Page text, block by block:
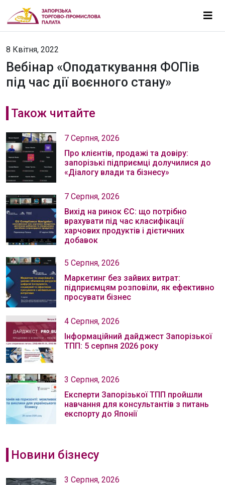
8 Квітня, 2022
Вебінар «Оподаткування ФОПів
під час дії воєнного стану»
Також читайте
7 Серпня, 2026
Про клієнтів, продажі та довіру:
запорізькі підприємці долучилися до
«Діалогу влади та бізнесу»
7 Серпня, 2026
Вихід на ринок ЄС: що потрібно
врахувати під час класифікації
харчових продуктів і дієтичних
добавок
5 Серпня, 2026
Маркетинг без зайвих витрат:
підприємцям розповіли, як ефективно
просувати бізнес
4 Серпня, 2026
Інформаційний дайджест Запорізької
ТПП: 5 серпня 2026 року
3 Серпня, 2026
Експерти Запорізької ТПП пройшли
навчання для консультантів з питань
експорту до Японії
Новини бізнесу
3 Серпня, 2026